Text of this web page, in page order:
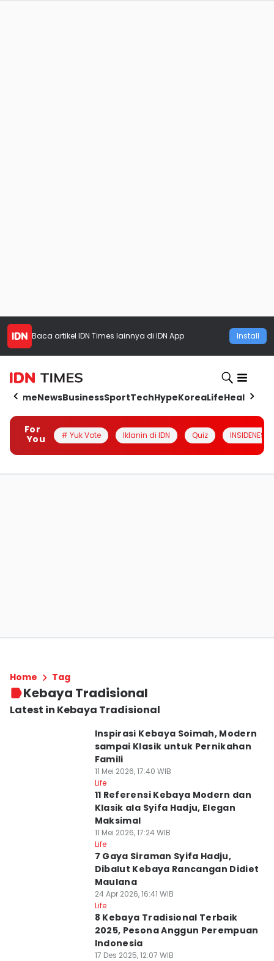
Baca artikel IDN Times lainnya di IDN App Install
HomeNewsBusinessSportTechHypeKoreaLifeHealth
For
You
# Yuk Vote Iklanin di IDN Quiz INSIDENESIA
Home Tag
Kebaya Tradisional
Latest in Kebaya Tradisional
Inspirasi Kebaya Soimah, Modern
sampai Klasik untuk Pernikahan
Famili
11 Mei 2026, 17:40 WIB
Life
11 Referensi Kebaya Modern dan
Klasik ala Syifa Hadju, Elegan
Maksimal
11 Mei 2026, 17:24 WIB
Life
7 Gaya Siraman Syifa Hadju,
Dibalut Kebaya Rancangan Didiet
Maulana
24 Apr 2026, 16:41 WIB
Life
8 Kebaya Tradisional Terbaik
2025, Pesona Anggun Perempuan
Indonesia
17 Des 2025, 12:07 WIB